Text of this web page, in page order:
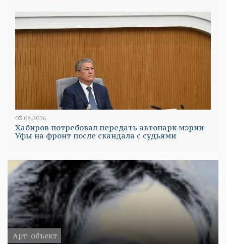
03.08.2026
Хабиров потребовал передать автопарк мэрии
Уфы на фронт после скандала с судьями
Арт-объект